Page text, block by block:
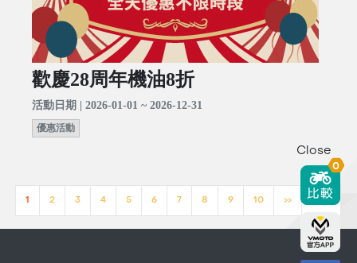
歡慶28周年機油8折
活動日期 | 2026-01-01 ~ 2026-12-31
優惠活動
1 2 3 4 5 6 7 8 9 10 >> [23]
Close
0